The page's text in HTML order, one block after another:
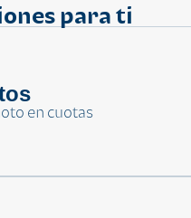
ayuda?
para ti
en cuotas